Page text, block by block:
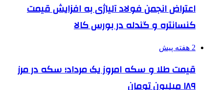
اعتراض انجمن فولاد آلیاژی به افزایش قیمت
کنسانتره و گندله در بورس کالا
2 هفته پیش
قیمت طلا و سکه امروز یک مرداد؛ سکه در مرز
۱۸۹ میلیون تومان